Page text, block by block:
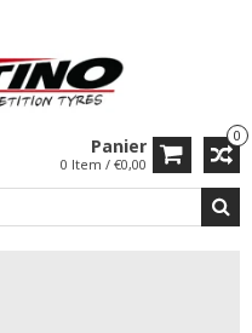
0
Panier
0 Item / €0,00